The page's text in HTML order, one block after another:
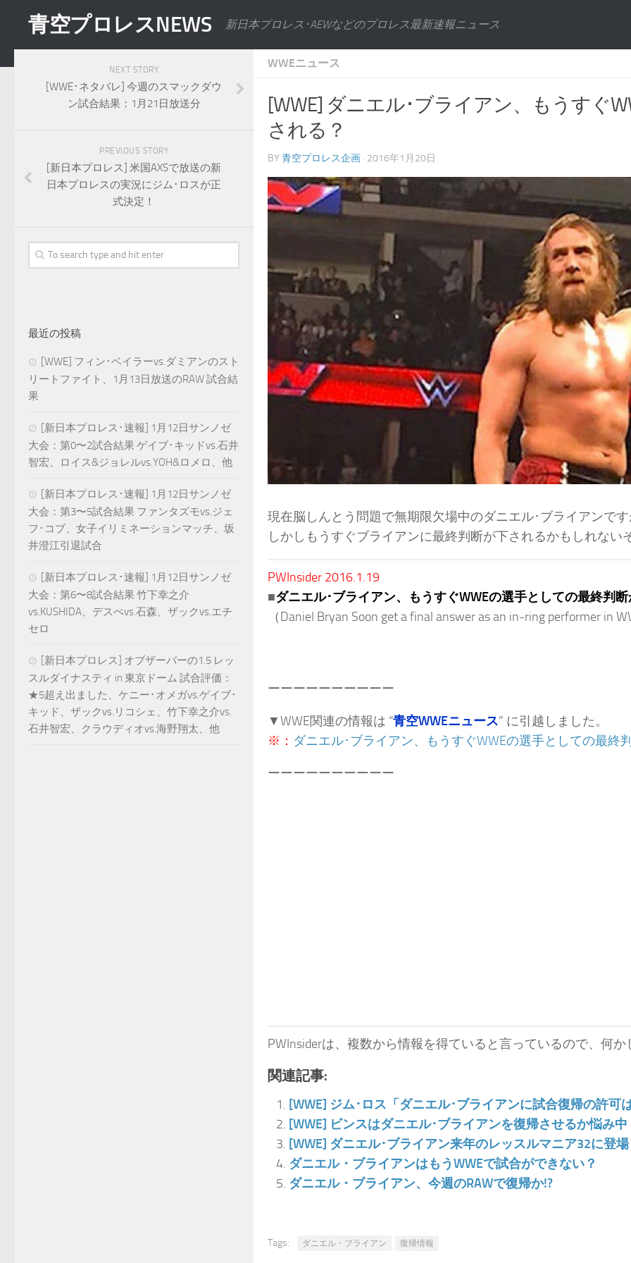
青空プロレスNEWS 新日本プロレス･AEWなどのプロレス最新速報ニュース
WWEニュース
[WWE] ダニエル･ブライアン、もうすぐ
される？
BY 青空プロレス企画 · 2016年1月20日
現在脳しんとう問題で無期限欠場中のダニエル･ブライアンで
しかしもうすぐブライアンに最終判断が下されるかもしれない
PWInsider 2016.1.19
■ダニエル･ブライアン、もうすぐWWEの選手としての最終判断
（Daniel Bryan Soon get a final answer as an in-ring performer in
ーーーーーーーーーー
▼WWE関連の情報は “青空WWEニュース” に引越しました。
※： ダニエル･ブライアン、もうすぐWWEの選手としての最終
ーーーーーーーーーー
PWInsiderは、複数から情報を得ていると言っているので、何
関連記事:
[WWE] ジム･ロス「ダニエル･ブライアンに試合復帰の許可
[WWE] ビンスはダニエル･ブライアンを復帰させるか悩み中
[WWE] ダニエル･ブライアン来年のレッスルマニア32に登
ダニエル・ブライアンはもうWWEで試合ができない？
ダニエル・ブライアン、今週のRAWで復帰か!?
Tags: ダニエル・ブライアン 復帰情報
NEXT STORY
[WWE･ネタバレ] 今週のスマックダウ
ン試合結果：1月21日放送分
PREVIOUS STORY
[新日本プロレス] 米国AXSで放送の新
日本プロレスの実況にジム･ロスが正
式決定！
最近の投稿
[WWE] フィン･ベイラーvs.ダミアンのスト
リートファイト、1月13日放送のRAW 試合結
果
[新日本プロレス･速報] 1月12日サンノゼ
大会：第0〜2試合結果 ゲイブ･キッドvs.石井
智宏、ロイス&ジョレルvs.YOH&ロメロ、他
[新日本プロレス･速報] 1月12日サンノゼ
大会：第3〜5試合結果 ファンタズモvs.ジェ
フ･コブ、女子イリミネーションマッチ、坂
井澄江引退試合
[新日本プロレス･速報] 1月12日サンノゼ
大会：第6〜8試合結果 竹下幸之介
vs.KUSHIDA、デスぺvs.石森、ザックvs.エチ
セロ
[新日本プロレス] オブザーバーの1.5 レッ
スルダイナスティ in 東京ドーム 試合評価：
★5超え出ました、ケニー･オメガvs.ゲイブ･
キッド、ザックvs.リコシェ、竹下幸之介vs.
石井智宏、クラウディオvs.海野翔太、他